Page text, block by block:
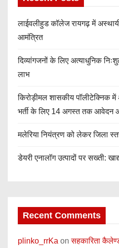
लाईवलीहुड कॉलेज रायगढ़ में
आमंत्रित
दिव्यांगजनों के लिए अत्याधुनिक
लाभ
किरोड़ीमल शासकीय पॉलीटेक्निक
भर्ती के लिए 14 अगस्त तक आवेदन
मलेरिया नियंत्रण को लेकर जिला
डेयरी एनालॉग उत्पादों पर सख्ती:
Recent Comments
plinko_rrKa onसहकारिता